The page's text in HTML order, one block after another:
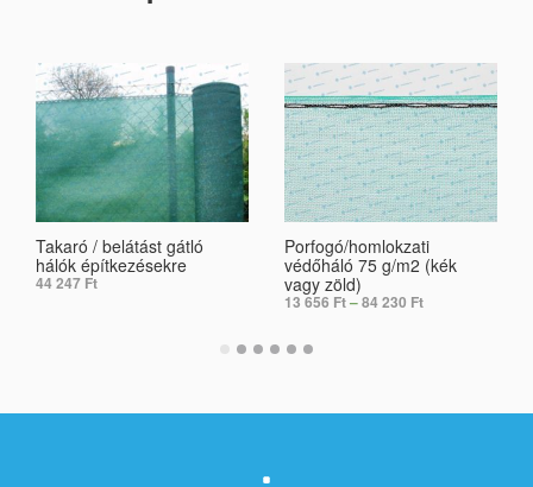
Takaró / belátást gátló
hálók építkezésekre
44 247 Ft
Porfogó/homlokzati
védőháló 75 g/m2 (kék
vagy zöld)
13 656 Ft–84 230 Ft
SELECT OPTIONS